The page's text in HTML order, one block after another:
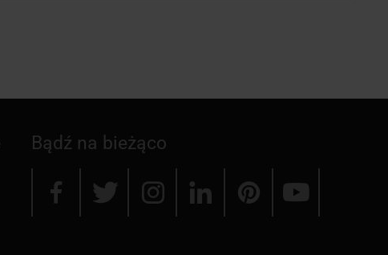
Bądź na bieżąco